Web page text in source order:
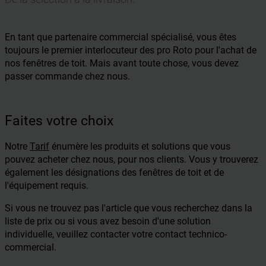
En tant que partenaire commercial spécialisé, vous êtes
toujours le premier interlocuteur des pro Roto pour l'achat de
nos fenêtres de toit. Mais avant toute chose, vous devez
passer commande chez nous.
Faites votre choix
Notre Tarif énumère les produits et solutions que vous
pouvez acheter chez nous, pour nos clients. Vous y trouverez
également les désignations des fenêtres de toit et de
l'équipement requis.
Si vous ne trouvez pas l'article que vous recherchez dans la
liste de prix ou si vous avez besoin d'une solution
individuelle, veuillez contacter votre contact technico-
commercial.